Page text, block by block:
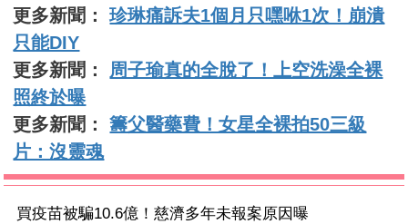
更多新聞：珍琳痛訴夫1個月只嘿咻1次！崩潰
只能DIY
更多新聞： 周子瑜真的全脫了！上空洗澡全裸
照終於曝
更多新聞：籌父醫藥費！女星全裸拍50三級
片：沒靈魂
買疫苗被騙10.6億！慈濟多年未報案原因曝